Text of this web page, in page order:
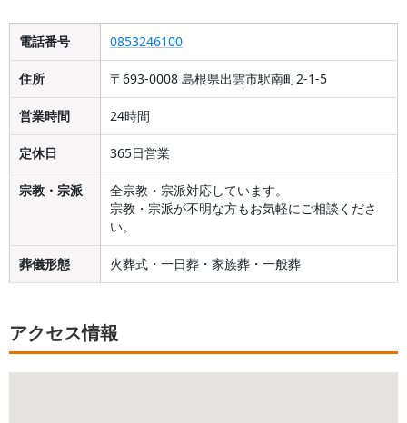
電話番号 0853246100
住所 〒693-0008 島根県出雲市駅南町2-1-5
営業時間 24時間
定休日 365日営業
宗教・宗派
全宗教・宗派対応しています。
宗教・宗派が不明な方もお気軽にご相談くださ
い。
葬儀形態 火葬式・一日葬・家族葬・一般葬
アクセス情報